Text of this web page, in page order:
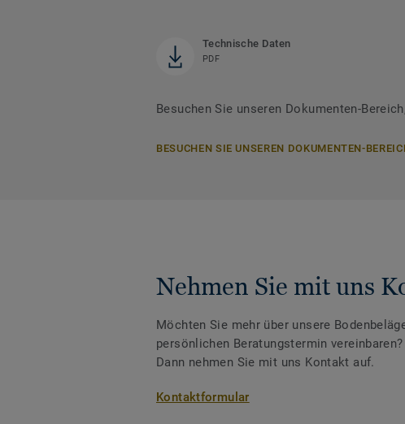
Technische Daten
PDF
Besuchen Sie unseren Dokumenten-
BESUCHEN SIE UNSEREN DOKUMENTEN-
Nehmen Sie mit uns
Möchten Sie mehr über unsere
persönlichen Beratungstermin vereinbaren?
Dann nehmen Sie mit uns Kontakt auf.
Kontaktformular